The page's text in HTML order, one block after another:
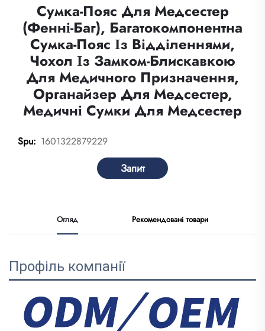
Сумка-Пояс Для Медсестер
(фенні-Баг), Багатокомпонентна
Сумка-Пояс Із Відділеннями,
Чохол Із Замком-Блискавкою
Для Медичного Призначення,
Органайзер Для Медсестер,
Медичні Сумки Для Медсестер
Spu: 1601322879229
Запит
Огляд Рекомендовані товари
Профіль компанії